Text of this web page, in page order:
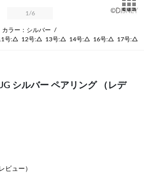
1 /6
カラー：シルバー
/
号:△ 12号:△ 13号:△ 14号:△ 16号:△ 17号:△
シルバー ペアリング （レデ
ビュー）